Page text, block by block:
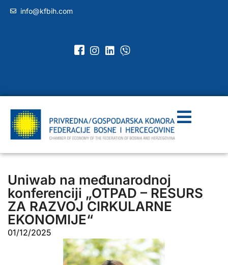
info@kfbih.com
Uniwab na međunarodnoj
konferenciji „OTPAD – RESURS
ZA RAZVOJ CIRKULARNE
EKONOMIJE“
01/12/2025